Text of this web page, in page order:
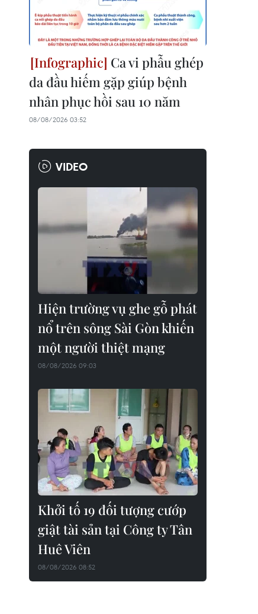
Ca vi phẫu ghép
da đầu hiếm gặp giúp bệnh
nhân phục hồi sau 10 năm
08/08/2026 03:52
VIDEO
Hiện trường vụ ghe gỗ phát
nổ trên sông Sài Gòn khiến
một người thiệt mạng
08/08/2026 09:03
Khởi tố 19 đối tượng cướp
giật tài sản tại Công ty Tân
Huê Viên
08/08/2026 08:52